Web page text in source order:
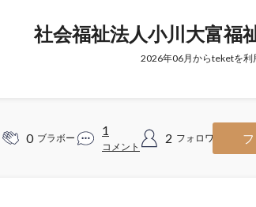
社会福祉法人小川大富福
2026年06月からteketを利
0 ブラボー
1
コメント
2 フォロワー